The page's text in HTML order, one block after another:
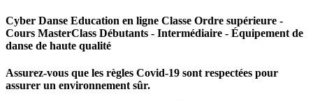
Cyber Danse Education en ligne Classe Ordre supérieure -
Cours MasterClass Débutants - Intermédiaire - Équipement de
danse de haute qualité
Assurez-vous que les règles Covid-19 sont respectées pour
assurer un environnement sûr.